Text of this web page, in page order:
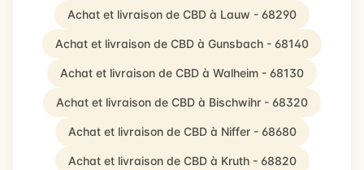
Achat et livraison de CBD à Lauw - 68290
Achat et livraison de CBD à Gunsbach - 68140
Achat et livraison de CBD à Walheim - 68130
Achat et livraison de CBD à Bischwihr - 68320
Achat et livraison de CBD à Niffer - 68680
Achat et livraison de CBD à Kruth - 68820